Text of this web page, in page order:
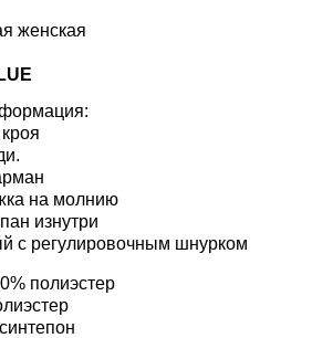
женская
на молнию
изнутри
с регулировочным шнурком
полиэстер